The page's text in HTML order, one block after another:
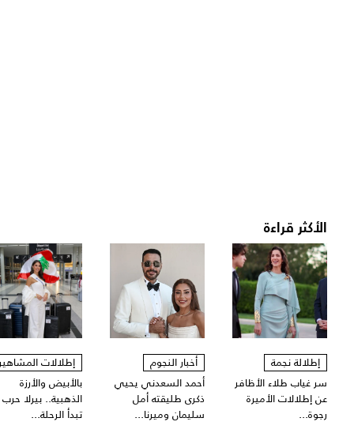
الأكثر قراءة
إطلالة نجمة
سر غياب طلاء الأظافر
عن إطلالات الأميرة
رجوة...
أخبار النجوم
أحمد السعدني يحيي
ذكرى طليقته أمل
سليمان وميرنا...
إطلالات
بالأبيض والأرزة
الذهبية.. بيرلا حرب
تبدأ الرحلة...